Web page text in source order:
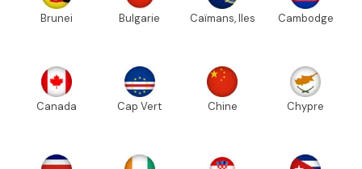
Brunei Bulgarie Caïmans, Iles Cambodge
Canada Cap Vert Chine Chypre